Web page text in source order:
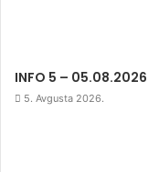
INFO 5 – 05.08.2026
5. Avgusta 2026.